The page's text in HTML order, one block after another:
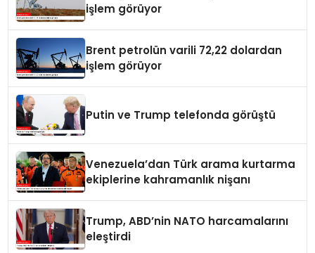
işlem görüyor
Brent petrolün varili 72,22 dolardan
işlem görüyor
Putin ve Trump telefonda görüştü
Venezuela’dan Türk arama kurtarma
ekiplerine kahramanlık nişanı
Trump, ABD’nin NATO harcamalarını
eleştirdi